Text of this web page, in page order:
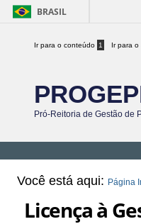
BRASIL
Ir para o conteúdo 1 Ir para o
Pró-Reitoria de Gestão de
Você está aqui: Página
Licença à